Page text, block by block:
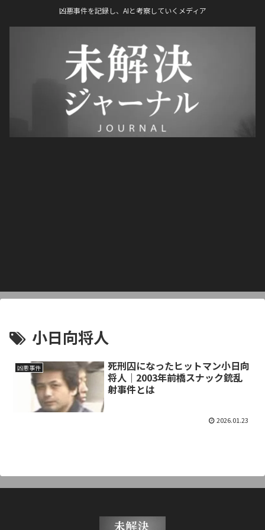
凶悪事件を記録し、AIと考察していくメディア
小日向将人
凶悪事件
死刑囚になったヒットマン小日向
将人｜2003年前橋スナック銃乱
射事件とは
2026.01.23